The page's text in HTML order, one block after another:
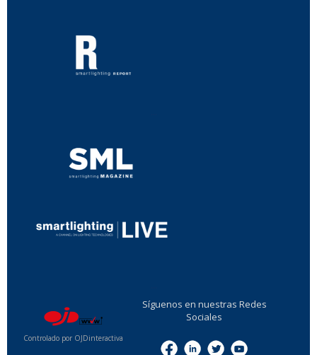
Controlado por OJDinteractiva
Síguenos en nuestras Redes
Sociales